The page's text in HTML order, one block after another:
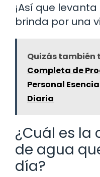
¡Así que
brinda por una
Quizás también
Completa de
Personal
Diaria
¿Cuál es
de agua
día?